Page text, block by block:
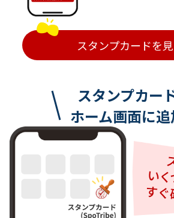
スタンプカードを
スタンプカー
ホーム画面に追